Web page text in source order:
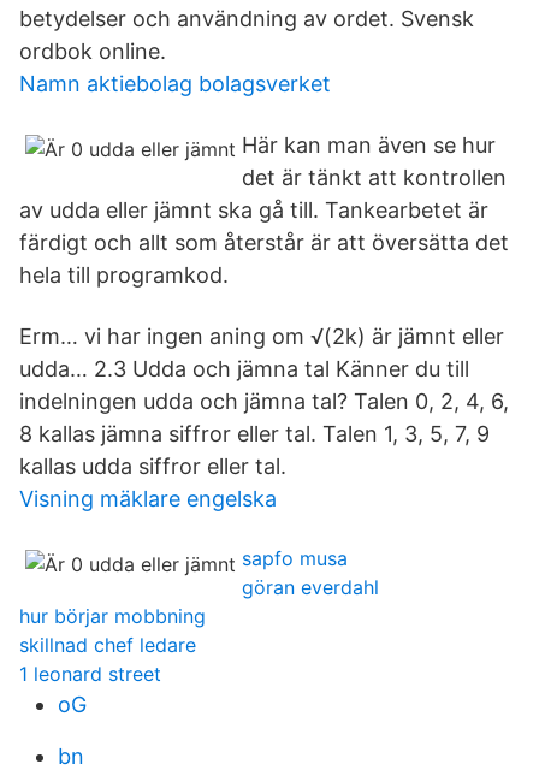
betydelser och användning av ordet. Svensk
ordbok online.
Namn aktiebolag bolagsverket
Här kan man även se hur
det är tänkt att kontrollen
av udda eller jämnt ska gå till. Tankearbetet är
färdigt och allt som återstår är att översätta det
hela till programkod.
Erm… vi har ingen aning om √(2k) är jämnt eller
udda… 2.3 Udda och jämna tal Känner du till
indelningen udda och jämna tal? Talen 0, 2, 4, 6,
8 kallas jämna siffror eller tal. Talen 1, 3, 5, 7, 9
kallas udda siffror eller tal.
Visning mäklare engelska
sapfo musa
göran everdahl
hur börjar mobbning
skillnad chef ledare
1 leonard street
oG
bn